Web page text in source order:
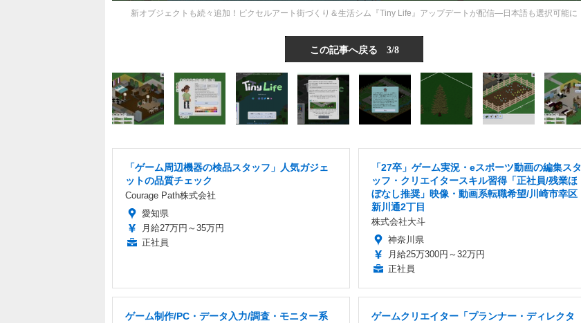
新オブジェクトも続々追加！ピクセルアート街づくり＆生活シム『Tiny Life』アップデートが配信―日本語も選択可能に
この記事へ戻る 3/8
「ゲーム周辺機器の検品スタッフ」人気ガジェ
ットの品質チェック
Courage Path株式会社
愛知県
月給27万円～35万円
正社員
「27卒」ゲーム実況・eスポーツ動画の編集スタ
ッフ・クリエイタースキル習得「正社員/残業ほ
ぼなし推奨」映像・動画系転職希望/川崎市幸区
新川通2丁目
株式会社大斗
神奈川県
月給25万300円～32万円
正社員
ゲーム制作/PC・データ入力/調査・モニター系
ゲームクリエイター「プランナー・ディレクタ